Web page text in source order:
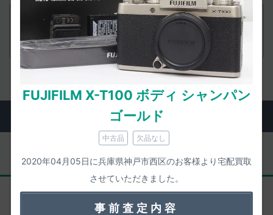
FUJIFILM X-T100 ボディ シャンパン
ゴールド
中古品 欠品なし
2020年04月05日に兵庫県神戸市西区のお客様より宅配買取
させていただきました。
事前査定内容
FUJIFILM X-T100 ダブルズームレンズキット シ
ャンパンゴールド
付属品
査定依頼
実際にお売りいただいた方のご感想
リピーター様